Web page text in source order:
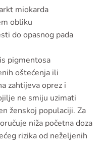
miokarda
obliku
do opasnog pada
pigmentosa
oštećenja ili
zahtijeva oprez i
ne smiju uzimati
ženskoj populaciji. Za
niža početna doza
rizika od neželjenih